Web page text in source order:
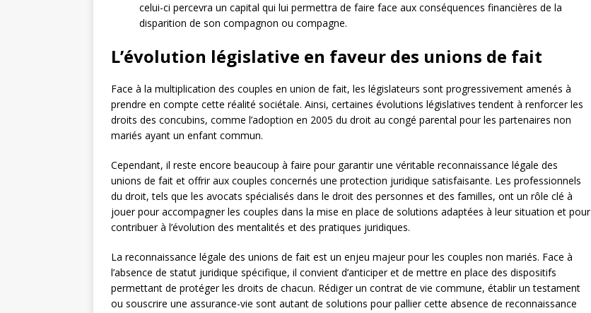
celui-ci percevra un capital qui lui permettra de faire face aux conséquences financières de la
disparition de son compagnon ou compagne.
L’évolution législative en faveur des unions de fait
Face à la multiplication des couples en union de fait, les législateurs sont progressivement amenés à
prendre en compte cette réalité sociétale. Ainsi, certaines évolutions législatives tendent à renforcer les
droits des concubins, comme l’adoption en 2005 du droit au congé parental pour les partenaires non
mariés ayant un enfant commun.
Cependant, il reste encore beaucoup à faire pour garantir une véritable reconnaissance légale des
unions de fait et offrir aux couples concernés une protection juridique satisfaisante. Les professionnels
du droit, tels que les avocats spécialisés dans le droit des personnes et des familles, ont un rôle clé à
jouer pour accompagner les couples dans la mise en place de solutions adaptées à leur situation et pour
contribuer à l’évolution des mentalités et des pratiques juridiques.
La reconnaissance légale des unions de fait est un enjeu majeur pour les couples non mariés. Face à
l’absence de statut juridique spécifique, il convient d’anticiper et de mettre en place des dispositifs
permettant de protéger les droits de chacun. Rédiger un contrat de vie commune, établir un testament
ou souscrire une assurance-vie sont autant de solutions pour pallier cette absence de reconnaissance